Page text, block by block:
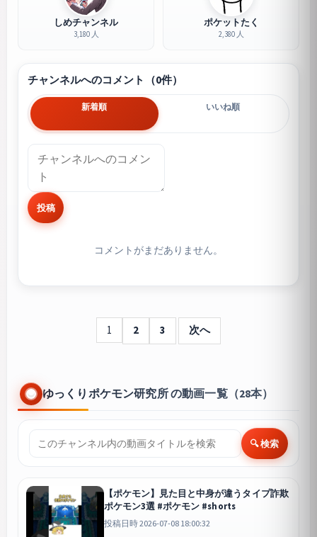
しめチャンネル
3,180 人
ポケットたく
2,380 人
チャンネルへのコメント（0件）
新着順 いいね順
投稿
コメントがまだありません。
1 2 3 次へ
ゆっくりポケモン研究所 の動画一覧（28本）
🔍 検索
【ポケモン】見た目と中身が違うタイプ詐欺
ポケモン3選 #ポケモン #shorts
投稿日時 2026-07-08 18:00:32